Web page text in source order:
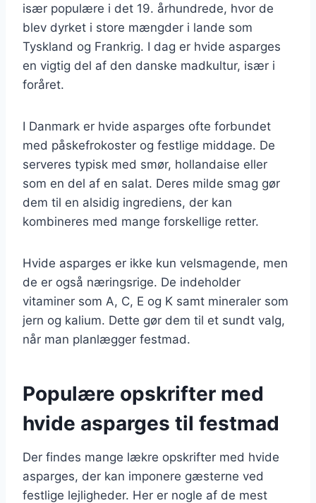
især populære i det 19. århundrede, hvor de
blev dyrket i store mængder i lande som
Tyskland og Frankrig. I dag er hvide asparges
en vigtig del af den danske madkultur, især i
foråret.
I Danmark er hvide asparges ofte forbundet
med påskefrokoster og festlige middage. De
serveres typisk med smør, hollandaise eller
som en del af en salat. Deres milde smag gør
dem til en alsidig ingrediens, der kan
kombineres med mange forskellige retter.
Hvide asparges er ikke kun velsmagende, men
de er også næringsrige. De indeholder
vitaminer som A, C, E og K samt mineraler som
jern og kalium. Dette gør dem til et sundt valg,
når man planlægger festmad.
Populære opskrifter med
hvide asparges til festmad
Der findes mange lækre opskrifter med hvide
asparges, der kan imponere gæsterne ved
festlige lejligheder. Her er nogle af de mest